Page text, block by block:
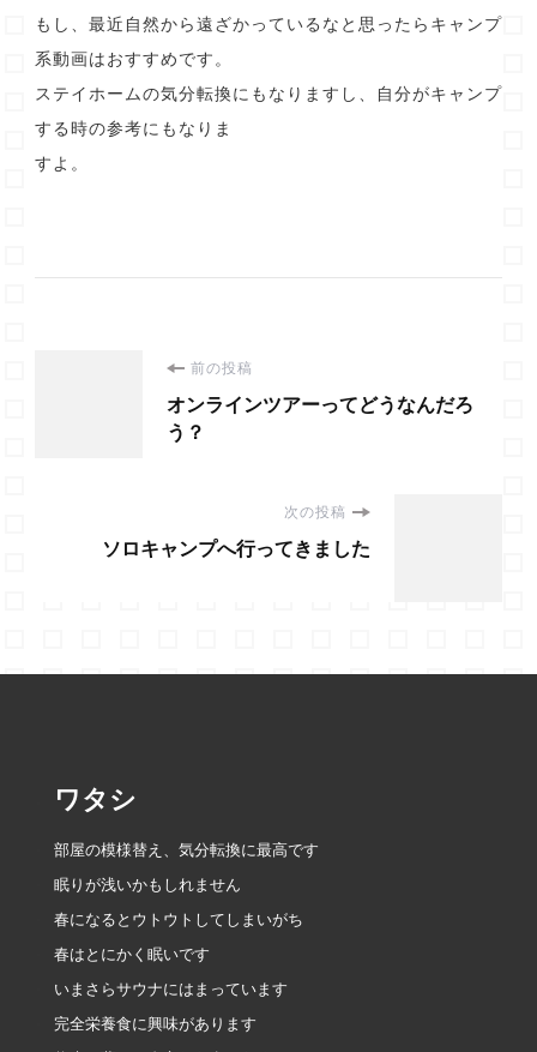
もし、最近自然から遠ざかっているなと思ったらキャンプ
系動画はおすすめです。
ステイホームの気分転換にもなりますし、自分がキャンプ
する時の参考にもなりま
すよ。
ー
ョ
ン
前の投稿
オンラインツアーってどうなんだろ
う？
次の投稿
ソロキャンプへ行ってきました
ワタシ
部屋の模様替え、気分転換に最高です
眠りが浅いかもしれません
春になるとウトウトしてしまいがち
春はとにかく眠いです
いまさらサウナにはまっています
完全栄養食に興味があります